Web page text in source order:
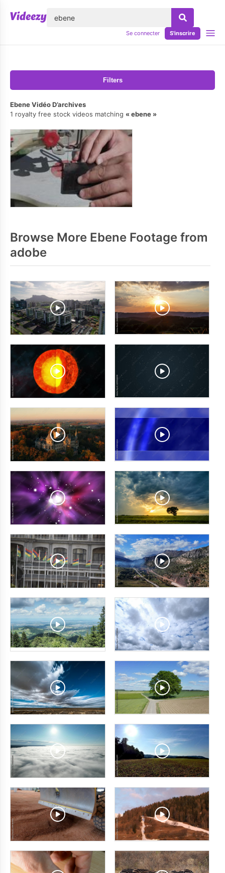
Se connecter S'inscrire
Filters
Ebene Vidéo D’archives
1 royalty free stock videos matching
ebene
Browse More Ebene Footage from
adobe